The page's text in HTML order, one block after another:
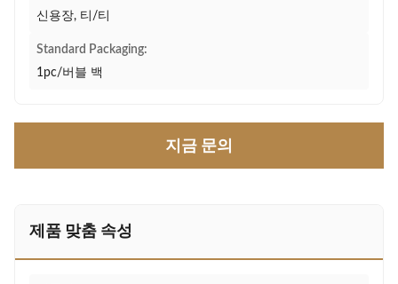
신용장, 티/티
Standard Packaging:
1pc/버블 백
지금 문의
제품 맞춤 속성